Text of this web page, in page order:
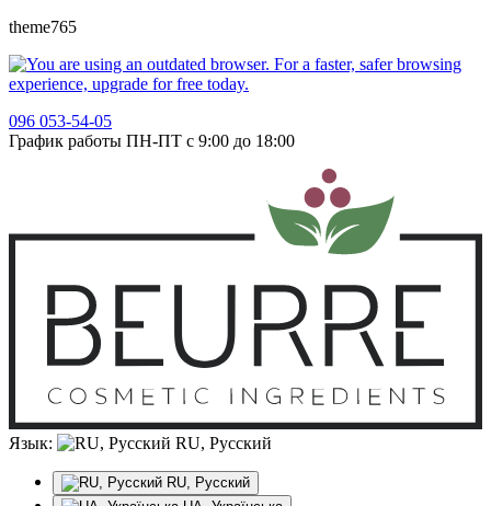
theme765
096 053-54-05
График работы ПН-ПТ с 9:00 до 18:00
Язык: RU, Русский
RU, Русский